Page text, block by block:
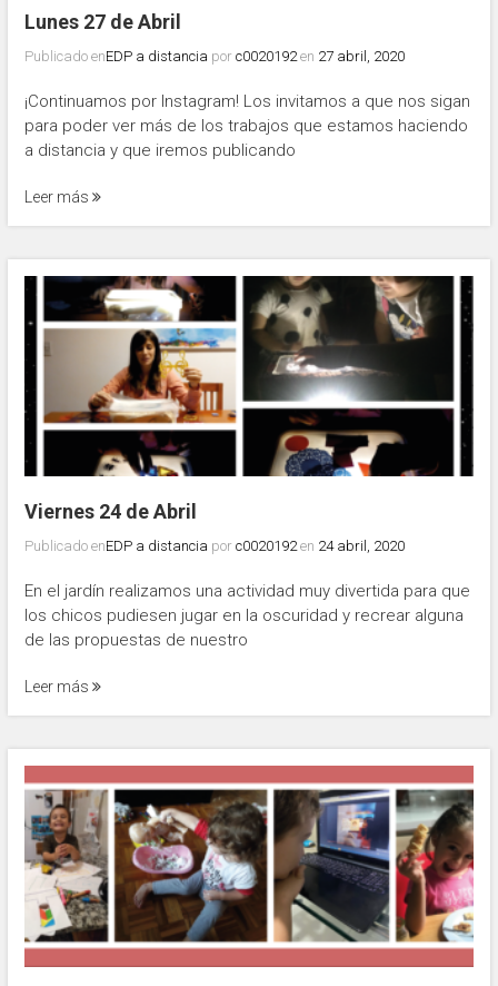
Lunes 27 de Abril
Publicado enEDP a distancia por c0020192 en 27 abril, 2020
¡Continuamos por Instagram! Los invitamos a que nos sigan
para poder ver más de los trabajos que estamos haciendo
a distancia y que iremos publicando
Leer más
Viernes 24 de Abril
Publicado enEDP a distancia por c0020192 en 24 abril, 2020
En el jardín realizamos una actividad muy divertida para que
los chicos pudiesen jugar en la oscuridad y recrear alguna
de las propuestas de nuestro
Leer más